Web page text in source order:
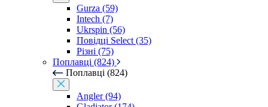
Gurza (59)
Intech (7)
Ukrspin (56)
Повідці Select (35)
Різні (75)
Поплавці (824)
Поплавці (824)
Angler (94)